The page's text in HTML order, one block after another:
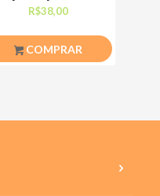
uma pessoa calma
R$38,00
COMPRAR